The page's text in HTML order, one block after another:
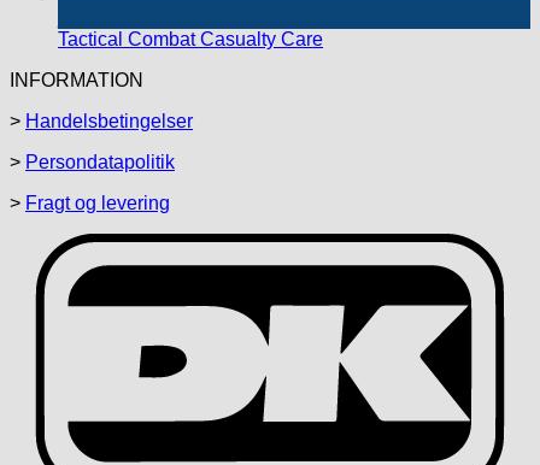
Tactical Combat Casualty Care
INFORMATION
> Handelsbetingelser
> Persondatapolitik
> Fragt og levering